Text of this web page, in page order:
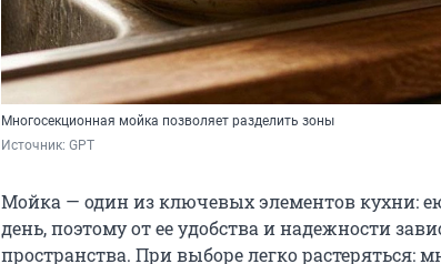
Многосекционная мойка позволяет разделить зоны
Источник: GPT
Мойка — один из ключевых элементов кухни:
день, поэтому от ее удобства и надежности
пространства. При выборе легко растеряться: